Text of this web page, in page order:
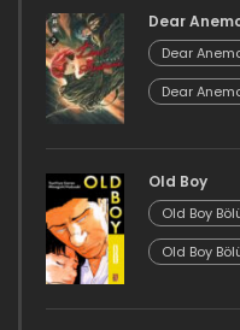
Dear
Dear
Dear
Old Boy
Old Boy
Old Boy